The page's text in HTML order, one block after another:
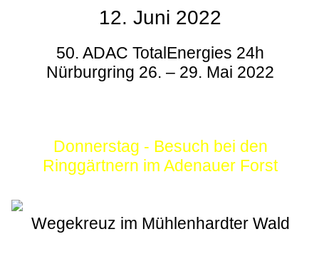
12. Juni 2022
50. ADAC TotalEnergies 24h
Nürburgring 26. – 29. Mai 2022
Donnerstag - Besuch bei den
Ringgärtnern im Adenauer Forst
Wegekreuz im Mühlenhardter Wald